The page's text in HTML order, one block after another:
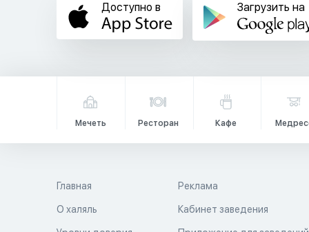
Доступно в Загрузить на
Мечеть Ресторан Кафе
Главная
О халяль
Реклама
Кабинет заведения